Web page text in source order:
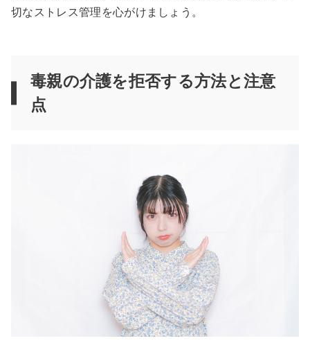
切なストレス管理を心がけましょう。
毒親の介護を拒否する方法と注意
点